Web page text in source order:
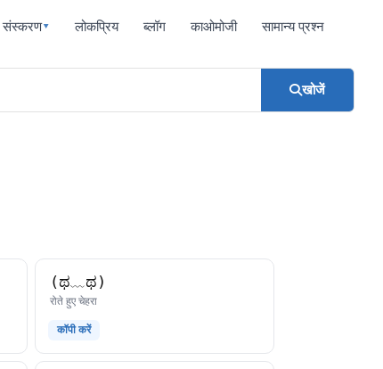
संस्करण▾ लोकप्रिय ब्लॉग काओमोजी सामान्य प्रश्न
खोजें
(ಥ﹏ಥ)
रोते हुए चेहराकाओमोजी
कॉपी करें